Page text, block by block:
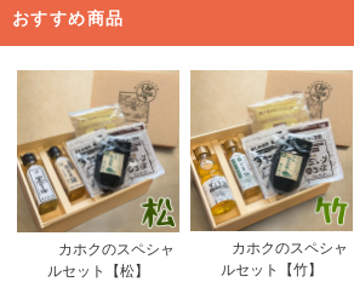
おすすめ商品
カホクのスペシャ
ルセット【松】
カホクのスペシャ
ルセット【竹】